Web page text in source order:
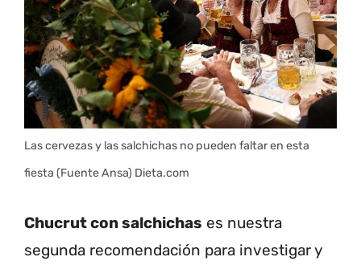
Las cervezas y las salchichas no pueden faltar en esta
fiesta (Fuente Ansa) Dieta.com
Chucrut con salchichas es nuestra
segunda recomendación para investigar y